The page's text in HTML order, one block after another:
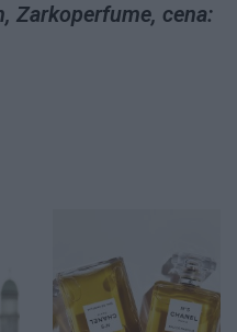
Zarkoperfume, cena: